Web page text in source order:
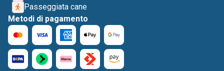
Passeggiata cane
Metodi di pagamento